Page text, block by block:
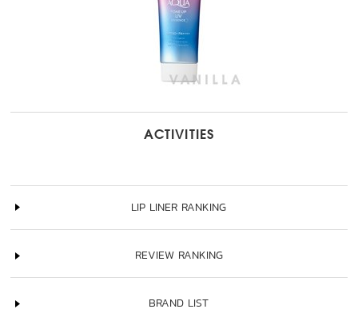
ACTIVITIES
LIP LINER RANKING
REVIEW RANKING
BRAND LIST